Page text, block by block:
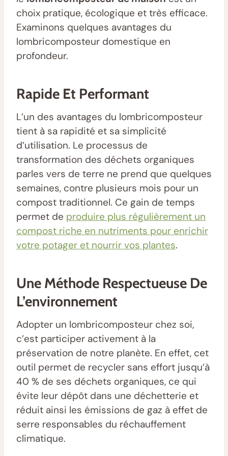
choix pratique, écologique et très efficace.
Examinons quelques avantages du
lombricomposteur domestique en
profondeur.
Rapide Et Performant
L’un des avantages du lombricomposteur
tient à sa rapidité et sa simplicité
d’utilisation. Le processus de
transformation des déchets organiques
parles vers de terre ne prend que quelques
semaines, contre plusieurs mois pour un
compost traditionnel. Ce gain de temps
permet de produire plus régulièrement un
compost riche en nutriments pour enrichir
votre potager et nourrir vos plantes.
Une Méthode Respectueuse De
L’environnement
Adopter un lombricomposteur chez soi,
c’est participer activement à la
préservation de notre planète. En effet, cet
outil permet de recycler sans effort jusqu’à
40 % de ses déchets organiques, ce qui
évite leur dépôt dans une déchetterie et
réduit ainsi les émissions de gaz à effet de
serre responsables du réchauffement
climatique.